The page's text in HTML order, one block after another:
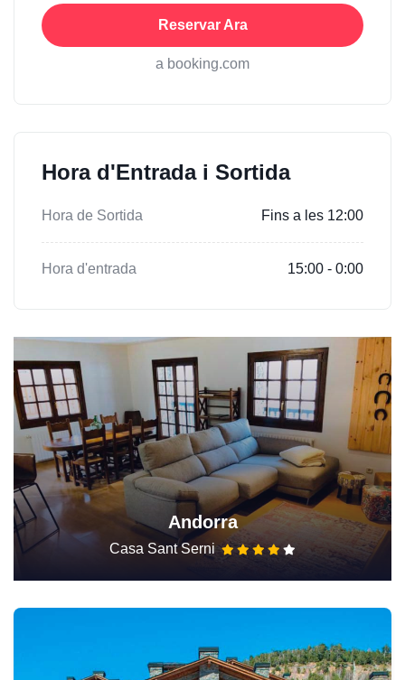
Reservar Ara
a booking.com
Hora d'Entrada i Sortida
Hora de Sortida Fins a les 12:00
Hora d'entrada 15:00 - 0:00
Andorra
Casa Sant Serni